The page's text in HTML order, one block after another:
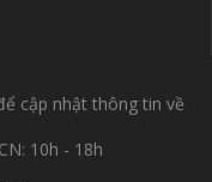
cập nhật thông tin về
10h - 18h